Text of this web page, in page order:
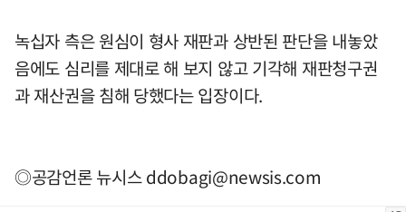
녹십자 측은 원심이 형사 재판과 상반된 판단을 내놓았
음에도 심리를 제대로 해 보지 않고 기각해 재판청구권
과 재산권을 침해 당했다는 입장이다.
◎공감언론 뉴시스ddobagi@newsis.com